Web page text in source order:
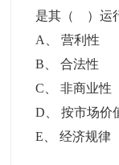
是其（ ）运
A
、营利性
B 、合法性
C 、非商业性
D 、按市场价
E 、经济规律